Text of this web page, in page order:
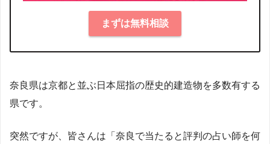
まずは無料相談
奈良県は京都と並ぶ日本屈指の歴史的建造物を多数有する
県です。
突然ですが、皆さんは「奈良で当たると評判の占い師を何